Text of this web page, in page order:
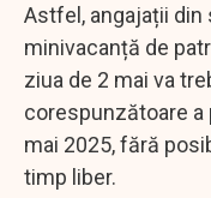
Astfel, angajații din
minivacanță de
ziua de 2 mai va
corespunzătoare a
mai 2025, fără
timp liber.